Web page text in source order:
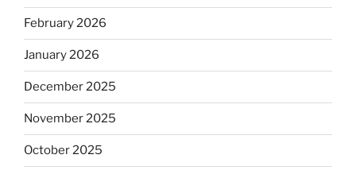
February 2026
January 2026
December 2025
November 2025
October 2025